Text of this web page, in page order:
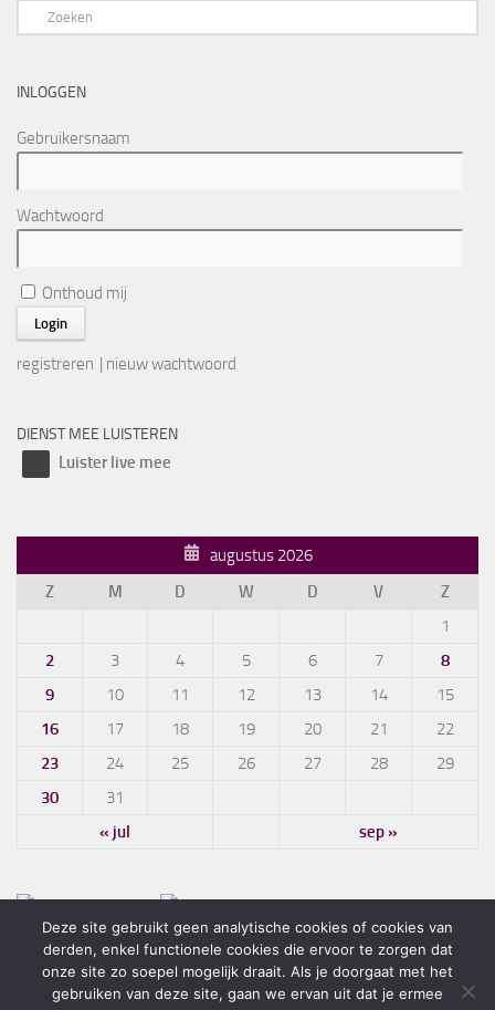
INLOGGEN
Gebruikersnaam
Wachtwoord
Onthoud mij
registreren | nieuw wachtwoord
DIENST MEE LUISTEREN
Luister live mee
augustus 2026
Z
M D W D V
Z
1
2
3 4 5 6 7
8
9
10 11 12 13 14
15
16
17 18 19 20 21
22
23
24 25 26 27 28
29
30
31
« jul
sep »
Deze site gebruikt geen analytische cookies of cookies van
derden, enkel functionele cookies die ervoor te zorgen dat
onze site zo soepel mogelijk draait. Als je doorgaat met het
gebruiken van deze site, gaan we ervan uit dat je ermee